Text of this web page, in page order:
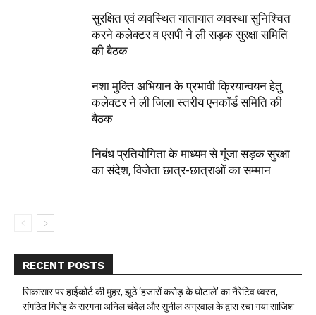
सुरक्षित एवं व्यवस्थित यातायात व्यवस्था सुनिश्चित
करने कलेक्टर व एसपी ने ली सड़क सुरक्षा समिति
की बैठक
नशा मुक्ति अभियान के प्रभावी क्रियान्वयन हेतु
कलेक्टर ने ली जिला स्तरीय एनकॉर्ड समिति की
बैठक
निबंध प्रतियोगिता के माध्यम से गूंजा सड़क सुरक्षा
का संदेश, विजेता छात्र-छात्राओं का सम्मान
RECENT POSTS
सिकासार पर हाईकोर्ट की मुहर, झूठे ‘हजारों करोड़ के घोटाले’ का नैरेटिव ध्वस्त,
संगठित गिरोह के सरगना अनिल चंदेल और सुनील अग्रवाल के द्वारा रचा गया साजिश